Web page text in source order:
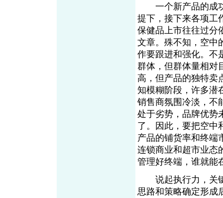
一个新产品的成功
提下，接下来各项工
保健品上市往往过分
文章。殊不知，空中
作要跟进和强化。不
群体，但群体量相对
高，但产品的独特卖
知模糊阶段，许多潜
销售商氛围冷淡，不
处于劣势，品牌优势
了。因此，要把空中
产品的铺货率和终端
连锁商业和超市业态
管理好终端，谁就能
说起执行力，关键
思路和策略确定形成